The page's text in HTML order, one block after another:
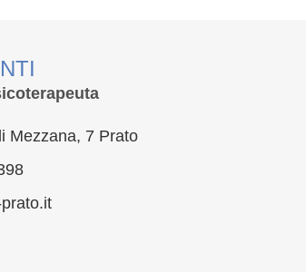
Mezzana, 7 Prato